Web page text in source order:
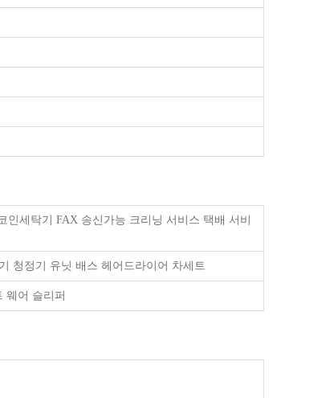
세탁기 FAX 송신가능 크리닝 서비스 택배 서비
청정기 유닛 배스 헤어드라이어 차세트
웨어 슬리퍼